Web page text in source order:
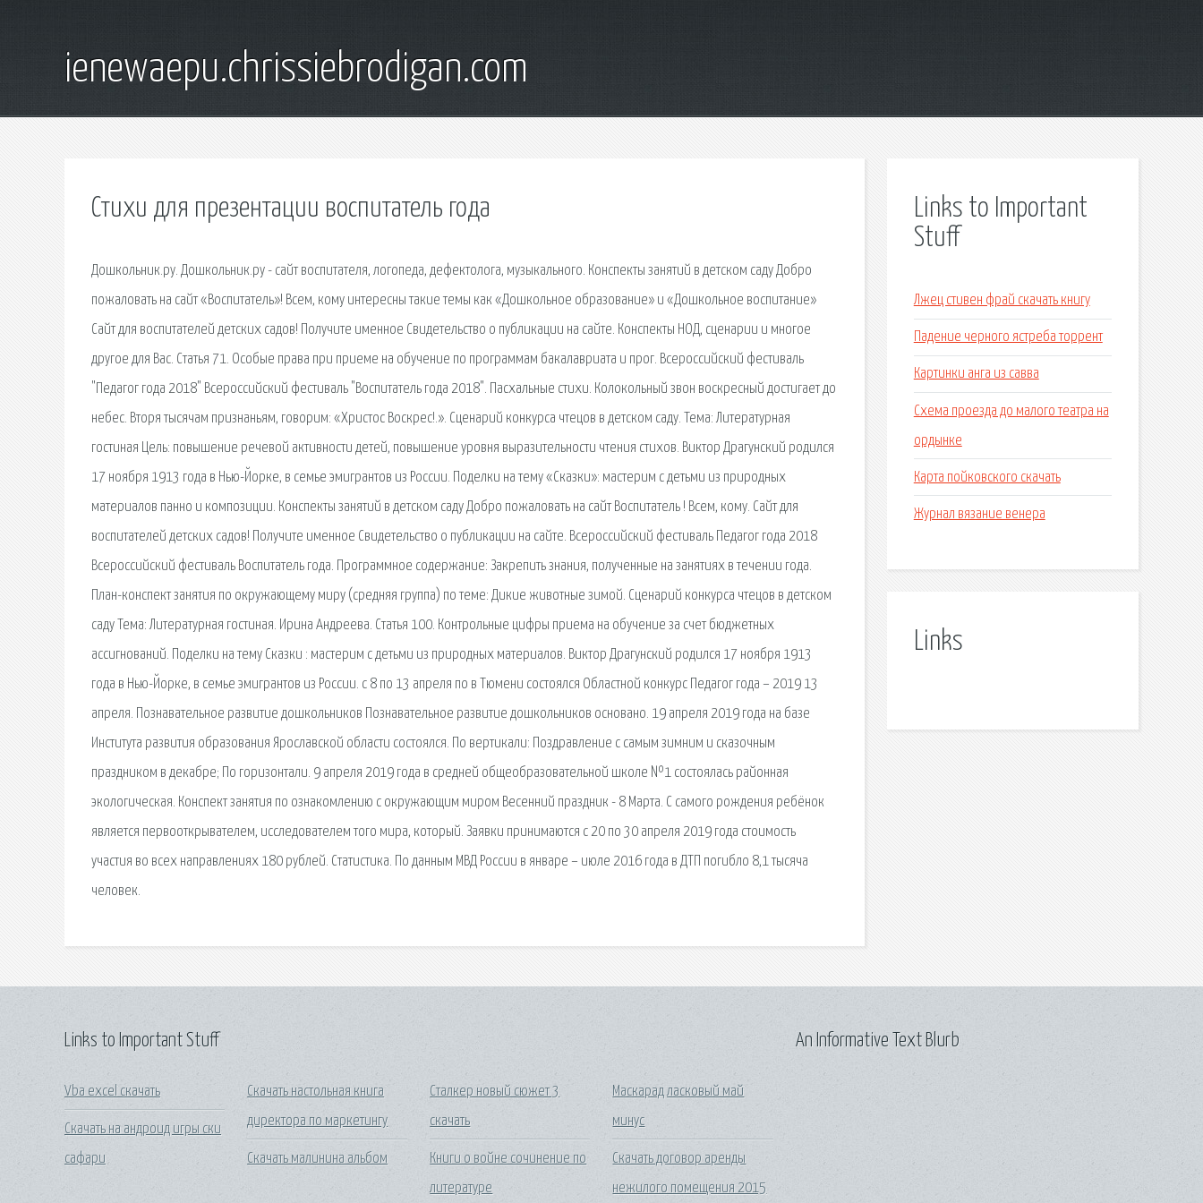
ienewaepu.chrissiebrodigan.com
Стихи для презентации воспитатель года
Дошкольник.ру. Дошкольник.ру - сайт воспитателя, логопеда, дефектолога, музыкального. Конспекты занятий в детском саду Добро
пожаловать на сайт «Воспитатель»! Всем, кому интересны такие темы как «Дошкольное образование» и «Дошкольное воспитание»
Сайт для воспитателей детских садов! Получите именное Свидетельство о публикации на сайте. Конспекты НОД, сценарии и многое
другое для Вас. Статья 71. Особые права при приеме на обучение по программам бакалавриата и прог. Всероссийский фестиваль
"Педагог года 2018" Всероссийский фестиваль "Воспитатель года 2018". Пасхальные стихи. Колокольный звон воскресный достигает до
небес. Вторя тысячам признаньям, говорим: «Христос Воскрес!.». Сценарий конкурса чтецов в детском саду. Тема: Литературная
гостиная Цель: повышение речевой активности детей, повышение уровня выразительности чтения стихов. Виктор Драгунский родился
17 ноября 1913 года в Нью-Йорке, в семье эмигрантов из России. Поделки на тему «Сказки»: мастерим с детьми из природных
материалов панно и композиции. Конспекты занятий в детском саду Добро пожаловать на сайт Воспитатель ! Всем, кому. Сайт для
воспитателей детских садов! Получите именное Свидетельство о публикации на сайте. Всероссийский фестиваль Педагог года 2018
Всероссийский фестиваль Воспитатель года. Программное содержание: Закрепить знания, полученные на занятиях в течении года.
План-конспект занятия по окружающему миру (средняя группа) по теме: Дикие животные зимой. Сценарий конкурса чтецов в детском
саду Тема: Литературная гостиная. Ирина Андреева. Статья 100. Контрольные цифры приема на обучение за счет бюджетных
ассигнований. Поделки на тему Сказки : мастерим с детьми из природных материалов. Виктор Драгунский родился 17 ноября 1913
года в Нью-Йорке, в семье эмигрантов из России. с 8 по 13 апреля по в Тюмени состоялся Областной конкурс Педагог года – 2019 13
апреля. Познавательное развитие дошкольников Познавательное развитие дошкольников основано. 19 апреля 2019 года на базе
Института развития образования Ярославской области состоялся. По вертикали: Поздравление с самым зимним и сказочным
праздником в декабре; По горизонтали. 9 апреля 2019 года в средней общеобразовательной школе №1 состоялась районная
экологическая. Конспект занятия по ознакомлению с окружающим миром Весенний праздник - 8 Марта. С самого рождения ребёнок
является первооткрывателем, исследователем того мира, который. Заявки принимаются с 20 по 30 апреля 2019 года cтоимость
участия во всех направлениях 180 рублей. Статистика. По данным МВД России в январе – июле 2016 года в ДТП погибло 8,1 тысяча
человек.
Links to Important
Stuff
Лжец стивен фрай скачать книгу
Падение черного ястреба торрент
Картинки анга из савва
Схема проезда до малого театра на
ордынке
Карта пойковского скачать
Журнал вязание венера
Links
Links to Important Stuff
Vba excel скачать
Скачать на андроид игры ски
сафари
Скачать настольная книга
директора по маркетингу
Скачать малинина альбом
Сталкер новый сюжет 3
скачать
Книги о войне сочинение по
литературе
Маскарад ласковый май
минус
Скачать договор аренды
нежилого помещения 2015
An Informative Text Blurb